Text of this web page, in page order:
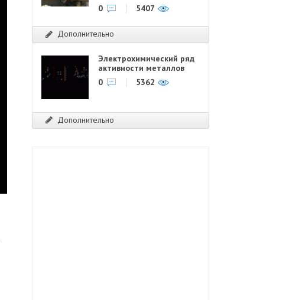
0
5407
Дополнительно
Электрохимический ряд
активности металлов
0
5362
Дополнительно